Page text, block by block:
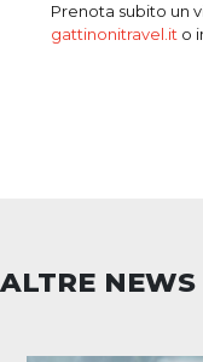
Prenota subito un
gattinonitravel.it o
ALTRE NEWS